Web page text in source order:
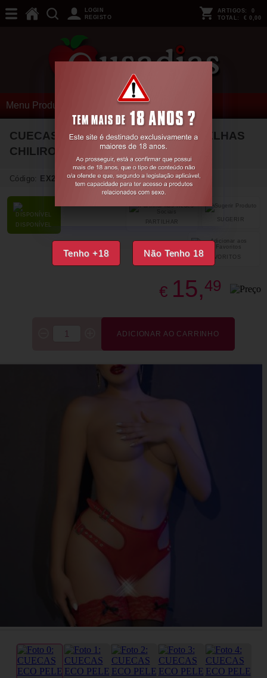
Tenho +18 Não Tenho 18
LOGIN
REGISTO
ARTIGOS: 0
TOTAL: € 0,00
Menu Produtos
CUECAS ECO PELE CR-4656 VERMELHAS
CHILIROSE
36-38 S/M
Código: EX24043
DISPONÍVEL
SUGERIR
PARTILHAR
FAVORITOS
€ 15,49
ADICIONAR AO CARRINHO